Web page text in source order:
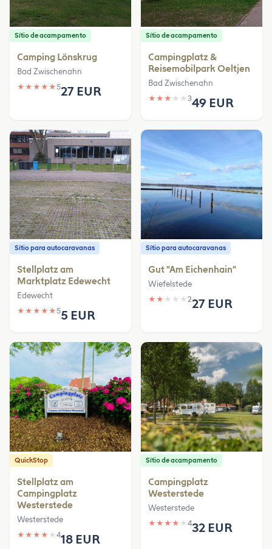
Sítio de acampamento
Camping Lönskrug
Bad Zwischenahn
★ ★ ★ ★ ★527 EUR
Sítio de acampamento
Campingplatz &
Reisemobilpark Oeltjen
Bad Zwischenahn
★ ★ ★ ★ ★ 349 EUR
Sítio para autocaravanas
Stellplatz am
Marktplatz Edewecht
Edewecht
★ ★ ★ ★ ★55 EUR
Sítio para autocaravanas
Gut "Am Eichenhain"
Wiefelstede
★ ★ ★ ★ ★ 227 EUR
QuickStop
Stellplatz am
Campingplatz
Westerstede
Westerstede
★ ★ ★ ★ ★ 418 EUR
Sítio de acampamento
Campingplatz
Westerstede
Westerstede
★ ★ ★ ★ ★ 432 EUR